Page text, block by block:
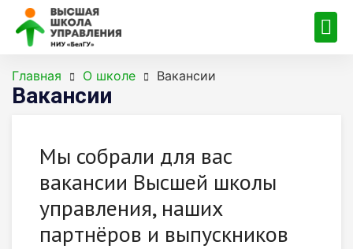
Главная О школе Вакансии
Вакансии
Мы собрали для вас
вакансии Высшей школы
управления, наших
партнёров и выпускников